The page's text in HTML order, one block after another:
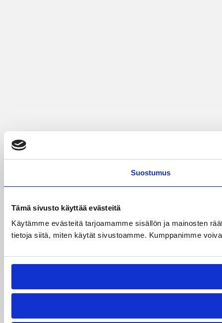
Suostumus
Tämä sivusto käyttää evästeitä
Käytämme evästeitä tarjoamamme sisällön ja mainosten
tietoja siitä, miten käytät sivustoamme. Kumppanimme